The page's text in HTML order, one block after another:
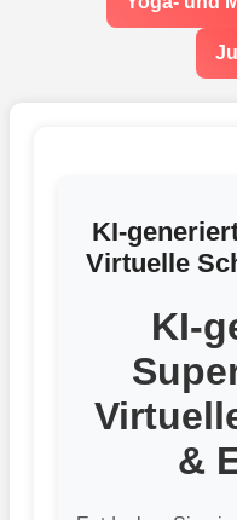
KI-
Virtuelle
KI-
&